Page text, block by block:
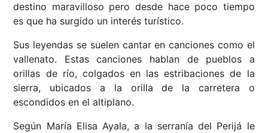
destino maravilloso pero desde hace poco tiempo
es que ha surgido un interés turístico.
Sus leyendas se suelen cantar en canciones como el
vallenato. Estas canciones hablan de pueblos a
orillas de río, colgados en las estribaciones de la
sierra, ubicados a la orilla de la carretera o
escondidos en el altiplano.
Según María Elisa Ayala, a la serranía del Perijá le